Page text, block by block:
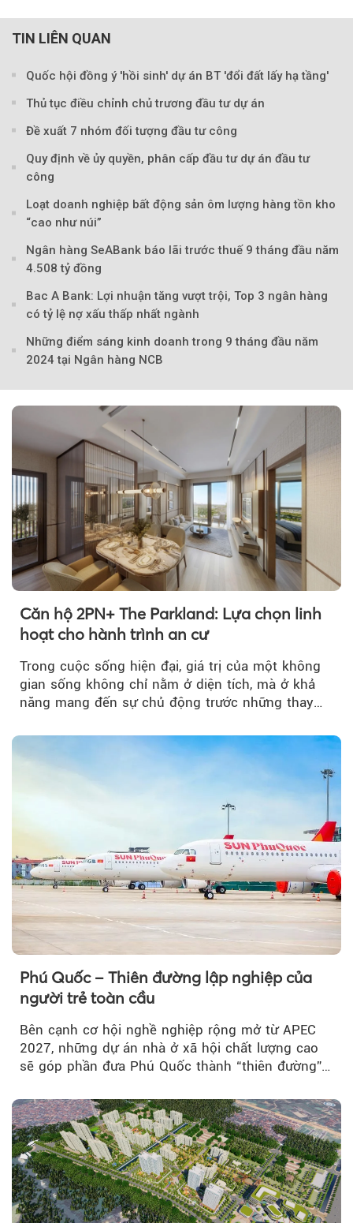
TIN LIÊN QUAN
Quốc hội đồng ý 'hồi sinh' dự án BT 'đổi đất lấy hạ tầng'
Thủ tục điều chỉnh chủ trương đầu tư dự án
Đề xuất 7 nhóm đối tượng đầu tư công
Quy định về ủy quyền, phân cấp đầu tư dự án đầu tư
công
Loạt doanh nghiệp bất động sản ôm lượng hàng tồn kho
“cao như núi”
Ngân hàng SeABank báo lãi trước thuế 9 tháng đầu năm
4.508 tỷ đồng
Bac A Bank: Lợi nhuận tăng vượt trội, Top 3 ngân hàng
có tỷ lệ nợ xấu thấp nhất ngành
Những điểm sáng kinh doanh trong 9 tháng đầu năm
2024 tại Ngân hàng NCB
Căn hộ 2PN+ The Parkland: Lựa chọn linh
hoạt cho hành trình an cư
Trong cuộc sống hiện đại, giá trị của một không
gian sống không chỉ nằm ở diện tích, mà ở khả
năng mang đến sự chủ động trước những thay
Phú Quốc – Thiên đường lập nghiệp của
người trẻ toàn cầu
Bên cạnh cơ hội nghề nghiệp rộng mở từ APEC
2027, những dự án nhà ở xã hội chất lượng cao
sẽ góp phần đưa Phú Quốc thành “thiên đường”